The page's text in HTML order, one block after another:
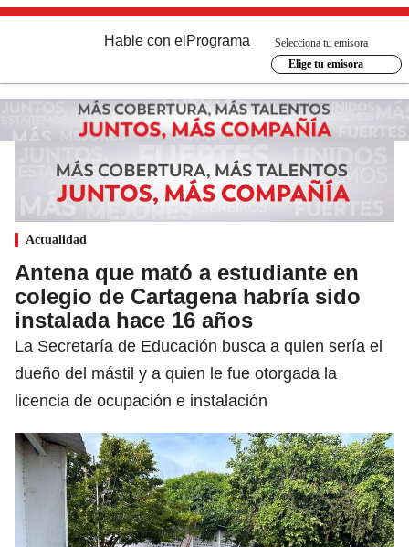
Hable con el Programa
Selecciona tu emisora
Elige tu emisora
Actualidad
Antena que mató a estudiante en
colegio de Cartagena habría sido
instalada hace 16 años
La Secretaría de Educación busca a quien sería el
dueño del mástil y a quien le fue otorgada la
licencia de ocupación e instalación